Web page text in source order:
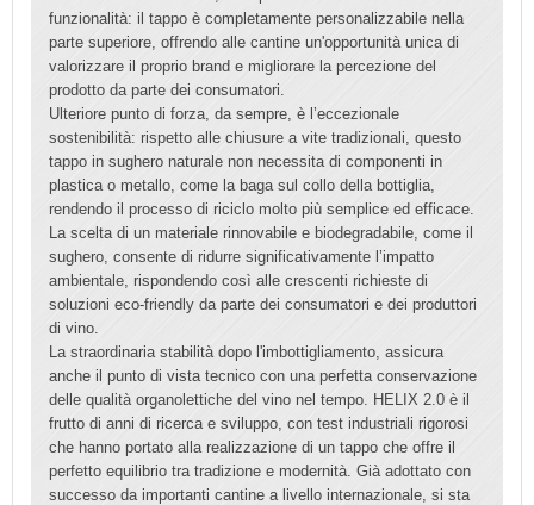
funzionalità: il tappo è completamente personalizzabile nella
parte superiore, offrendo alle cantine un'opportunità unica di
valorizzare il proprio brand e migliorare la percezione del
prodotto da parte dei consumatori.
Ulteriore punto di forza, da sempre, è l’eccezionale
sostenibilità: rispetto alle chiusure a vite tradizionali, questo
tappo in sughero naturale non necessita di componenti in
plastica o metallo, come la baga sul collo della bottiglia,
rendendo il processo di riciclo molto più semplice ed efficace.
La scelta di un materiale rinnovabile e biodegradabile, come il
sughero, consente di ridurre significativamente l’impatto
ambientale, rispondendo così alle crescenti richieste di
soluzioni eco-friendly da parte dei consumatori e dei produttori
di vino.
La straordinaria stabilità dopo l'imbottigliamento, assicura
anche il punto di vista tecnico con una perfetta conservazione
delle qualità organolettiche del vino nel tempo. HELIX 2.0 è il
frutto di anni di ricerca e sviluppo, con test industriali rigorosi
che hanno portato alla realizzazione di un tappo che offre il
perfetto equilibrio tra tradizione e modernità. Già adottato con
successo da importanti cantine a livello internazionale, si sta